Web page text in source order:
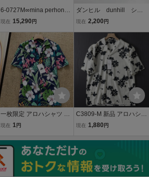
6-0727M∞mina perhonen
Hanna コットンシルク ra
サイズ38 ブラウス シャツ
マルチカラー ミナペルホ
ネン 289675
現在 15,290 円
ダンヒル dunhill シル
クネクタイ 格子柄 パ
ー YNT-1176
現在 2,200 円
一枚限定 アロハシャツ イ
タリア製 シルク混 柔らか
オープンカラー 半袖シャ
ツ トップス 春夏 リゾート
SIZE:XL
現在 1円
C3809-M 新品 アロハシャ
ツ 開襟 コットン混 プリン
総柄 オープンカラー メン
ズ サマーシャツ ホワイト
現在 1,880 円